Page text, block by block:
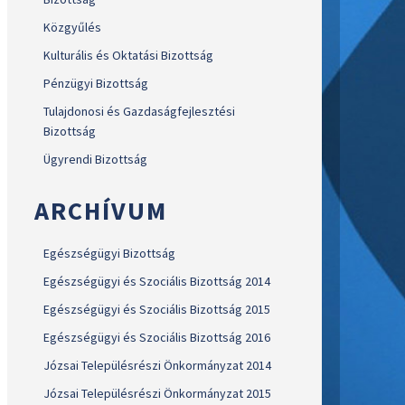
Közgyűlés
Kulturális és Oktatási Bizottság
Pénzügyi Bizottság
Tulajdonosi és Gazdaságfejlesztési
Bizottság
Ügyrendi Bizottság
ARCHÍVUM
Egészségügyi Bizottság
Egészségügyi és Szociális Bizottság 2014
Egészségügyi és Szociális Bizottság 2015
Egészségügyi és Szociális Bizottság 2016
Józsai Településrészi Önkormányzat 2014
Józsai Településrészi Önkormányzat 2015